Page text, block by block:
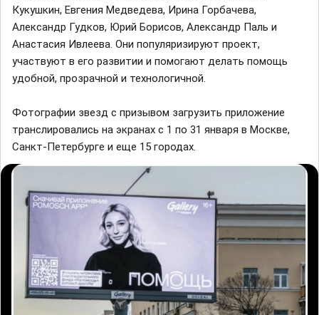
Кукушкин, Евгения Медведева, Ирина Горбачева,
Александр Гудков, Юрий Борисов, Александр Паль и
Анастасия Ивлеева. Они популяризируют проект,
участвуют в его развитии и помогают делать помощь
удобной, прозрачной и технологичной.
Фотографии звезд с призывом загрузить приложение
транслировались на экранах с 1 по 31 января в Москве,
Санкт-Петербурге и еще 15 городах.